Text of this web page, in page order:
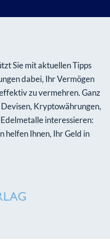
Sie mit aktuellen Tipps
dabei, Ihr Vermögen
zu vermehren. Ganz
Kryptowährungen,
interessieren:
helfen Ihnen, Ihr Geld in